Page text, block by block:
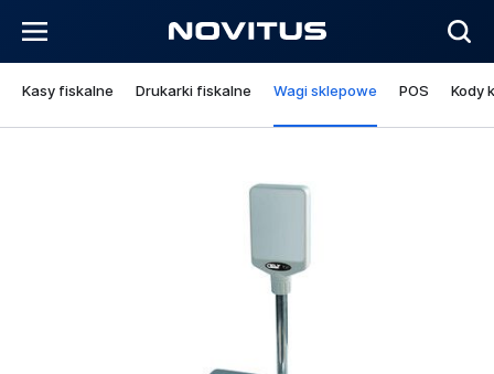
Kasy fiskalne Drukarki fiskalne Wagi sklepowe POS Kody